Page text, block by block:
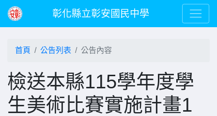
彰化縣立彰安國民中學
首頁 公告列表 公告內容
檢送本縣115學年度學
生美術比賽實施計畫1